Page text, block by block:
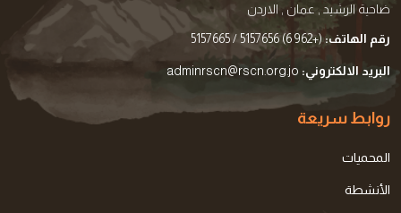
ضاحية الرشيد , عمان , الاردن
رقم الهاتف: (+962 6) 5157656 / 5157665
البريد الالكتروني: adminrscn@rscn.org.jo
روابط سريعة
المحميات
الأنشطة